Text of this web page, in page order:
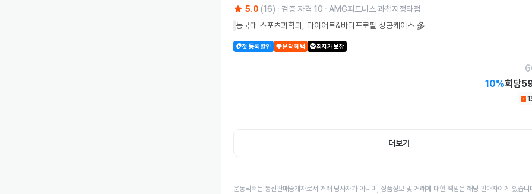
5.0 (16) 검증 자격 10
AMG피트니스 과천지정타점
동국대 스포츠과학과, 다이어트&바디프로필 성공케이스 多
첫 등록 할인 운닥 혜택 최저가 보장
10%회당
1
더보기
운동닥터는 통신판매중개자로서 거래 당사자가 아니며, 상품정보 및 거래에 대한 책임은 해당 판매자에게 있습니